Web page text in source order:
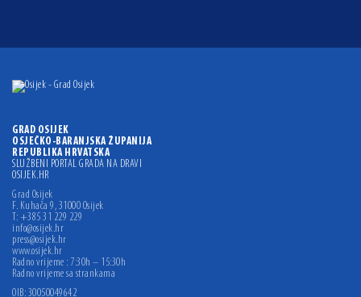
GRAD OSIJEK
OSJEČKO-BARANJSKA ŽUPANIJA
REPUBLIKA HRVATSKA
SLUŽBENI PORTAL GRADA NA DRAVI
OSIJEK.HR
Grad Osijek
F. Kuhača 9, 31000 Osijek
T: +385 31 229 229
info@osijek.hr
press@osijek.hr
www.osijek.hr
Radno vrijeme : 7:30h – 15:30h
Radno vrijeme sa strankama
OIB: 30050049642